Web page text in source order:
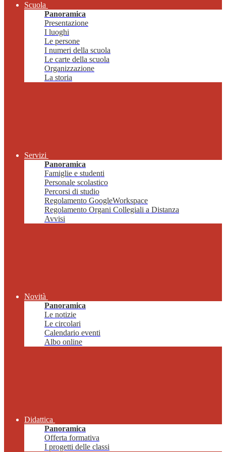
Scuola
Panoramica
Presentazione
I luoghi
Le persone
I numeri della scuola
Le carte della scuola
Organizzazione
La storia
Servizi
Panoramica
Famiglie e studenti
Personale scolastico
Percorsi di studio
Regolamento GoogleWorkspace
Regolamento Organi Collegiali a Distanza
Avvisi
Novità
Panoramica
Le notizie
Le circolari
Calendario eventi
Albo online
Didattica
Panoramica
Offerta formativa
I progetti delle classi